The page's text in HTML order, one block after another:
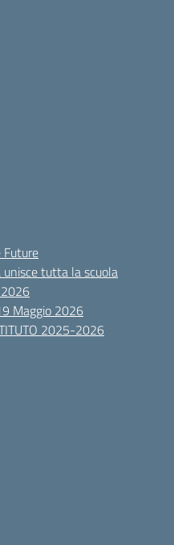
Future
unisce tutta la scuola
Maggio 2026
2025-2026